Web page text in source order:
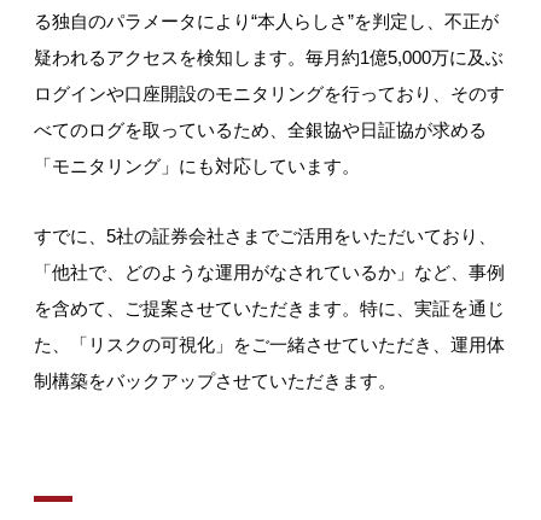
る独自のパラメータにより“本人らしさ”を判定し、不正が
疑われるアクセスを検知します。毎月約1億5,000万に及ぶ
ログインや口座開設のモニタリングを行っており、そのす
べてのログを取っているため、全銀協や日証協が求める
「モニタリング」にも対応しています。
すでに、5社の証券会社さまでご活用をいただいており、
「他社で、どのような運用がなされているか」など、事例
を含めて、ご提案させていただきます。特に、実証を通じ
た、「リスクの可視化」をご一緒させていただき、運用体
制構築をバックアップさせていただきます。